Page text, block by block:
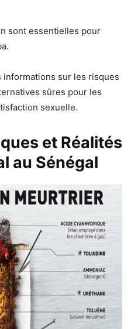
sont essentielles pour
sur les risques
sûres pour les
sexuelle.
et Réalités
au Sénégal